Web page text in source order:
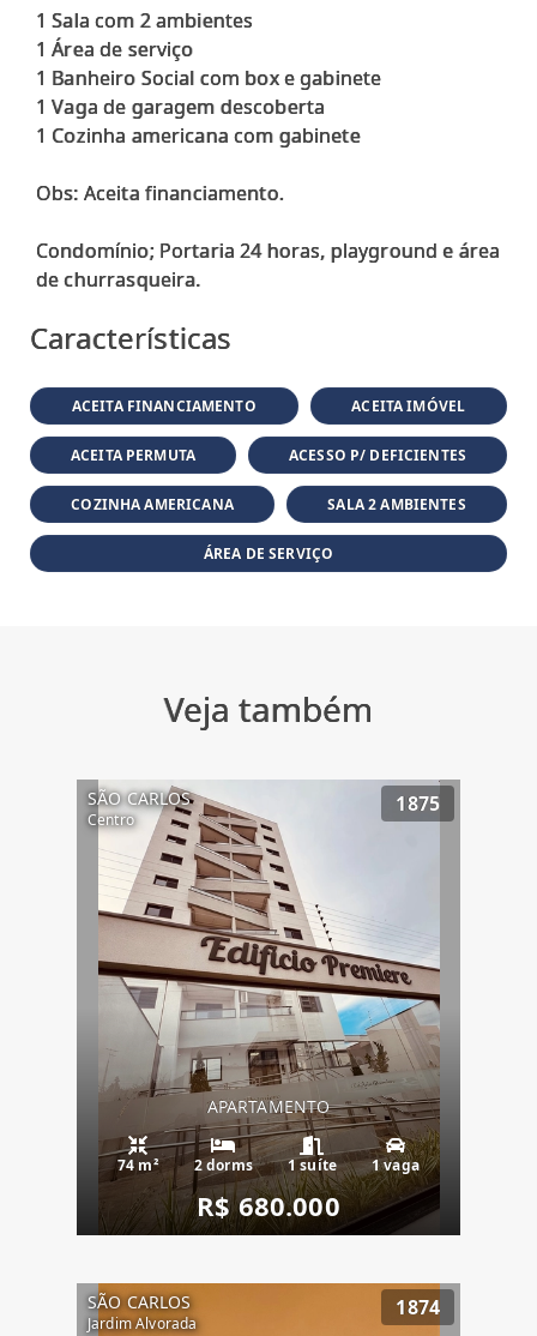
1 Sala com 2 ambientes
1 Área de serviço
1 Banheiro Social com box e gabinete
1 Vaga de garagem descoberta
1 Cozinha americana com gabinete
Obs: Aceita financiamento.
Condomínio; Portaria 24 horas, playground e área
Características
ACEITA FINANCIAMENTO ACEITA IMÓVEL
ACEITA PERMUTA ACESSO P/ DEFICIENTES
COZINHA AMERICANA SALA 2 AMBIENTES
ÁREA DE SERVIÇO
Veja também
SÃO CARLOS
Centro
1875
APARTAMENTO
74 m² 2 dorms 1 suíte 1 vaga
R$ 680.000
SÃO CARLOS
Jardim Alvorada
1874